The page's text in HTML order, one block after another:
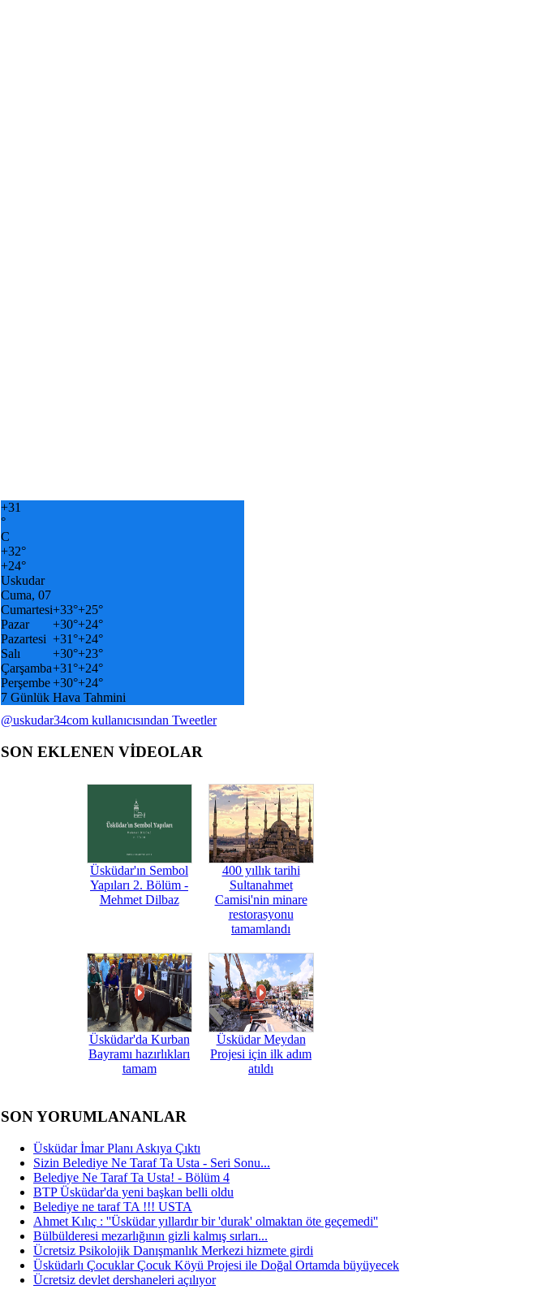
+31
°
C
+32°
+24°
Uskudar
Cuma, 07
Cumartesi+33°+25°
Pazar
+30°+24°
Pazartesi +31°+24°
Salı
+30°+23°
Çarşamba+31°+24°
Perşembe+30°+24°
7 Günlük Hava Tahmini
@uskudar34com kullanıcısından Tweetler
SON EKLENEN VİDEOLAR
Üsküdar'ın Sembol
Yapıları 2. Bölüm -
Mehmet Dilbaz
400 yıllık tarihi
Sultanahmet
Camisi'nin minare
restorasyonu
tamamlandı
Üsküdar'da Kurban
Bayramı hazırlıkları
tamam
Üsküdar Meydan
Projesi için ilk adım
atıldı
SON YORUMLANANLAR
Üsküdar İmar Planı Askıya Çıktı
Sizin Belediye Ne Taraf Ta Usta - Seri Sonu...
Belediye Ne Taraf Ta Usta! - Bölüm 4
BTP Üsküdar'da yeni başkan belli oldu
Belediye ne taraf TA !!! USTA
Ahmet Kılıç : ''Üsküdar yıllardır bir 'durak' olmaktan öte geçemedi''
Bülbülderesi mezarlığının gizli kalmış sırları...
Ücretsiz Psikolojik Danışmanlık Merkezi hizmete girdi
Üsküdarlı Çocuklar Çocuk Köyü Projesi ile Doğal Ortamda büyüyecek
Ücretsiz devlet dershaneleri açılıyor